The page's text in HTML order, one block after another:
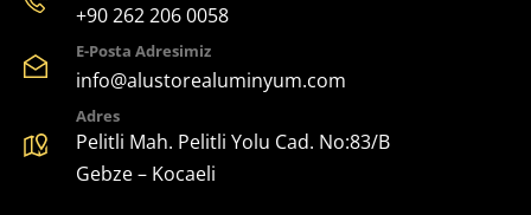
+90 262 206 0058
E-Posta Adresimiz
info@alustorealuminyum.com
Adres
Pelitli Mah. Pelitli Yolu Cad. No:83/B
Gebze – Kocaeli